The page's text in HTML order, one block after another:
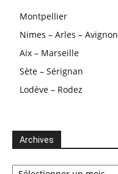
Montpellier
Nimes – Arles – Avignon
Aix – Marseille
Sète – Sérignan
Lodève – Rodez
Archives
Archives